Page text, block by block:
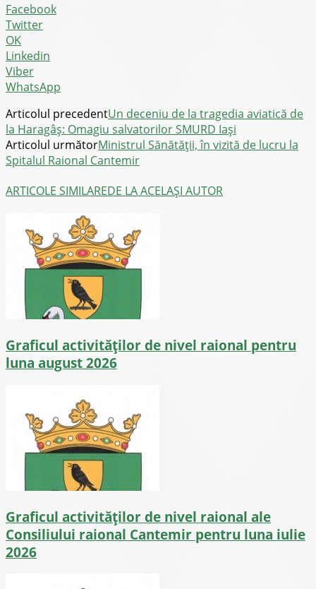
Facebook
Twitter
OK
Linkedin
Viber
WhatsApp
Articolul precedentUn deceniu de la tragedia aviatică de
la Haragâș: Omagiu salvatorilor SMURD Iași
Articolul următorMinistrul Sănătății, în vizită de lucru la
Spitalul Raional Cantemir
ARTICOLE SIMILAREDE LA ACELAȘI AUTOR
Graficul activităților de nivel raional pentru
luna august 2026
Graficul activităților de nivel raional ale
Consiliului raional Cantemir pentru luna iulie
2026